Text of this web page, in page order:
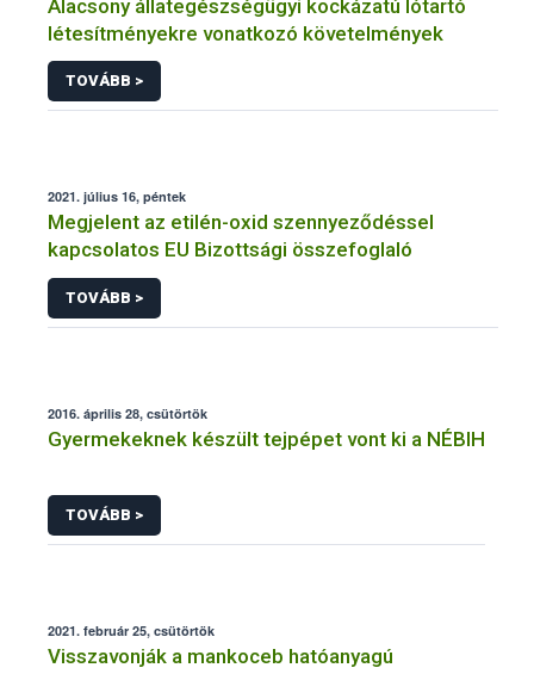
Alacsony állategészségügyi kockázatú lótartó
létesítményekre vonatkozó követelmények
TOVÁBB >
2021. július 16, péntek
Megjelent az etilén-oxid szennyeződéssel
kapcsolatos EU Bizottsági összefoglaló
TOVÁBB >
2016. április 28, csütörtök
Gyermekeknek készült tejpépet vont ki a NÉBIH
TOVÁBB >
2021. február 25, csütörtök
Visszavonják a mankoceb hatóanyagú